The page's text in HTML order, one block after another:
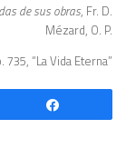
de sus obras, Fr. D.
Mézard, O. P.
“La Vida Eterna”